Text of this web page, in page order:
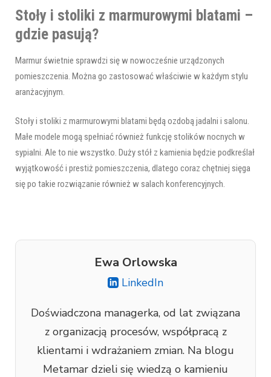
Stoły i stoliki z marmurowymi blatami –
gdzie pasują?
Marmur świetnie sprawdzi się w nowocześnie urządzonych
pomieszczenia. Można go zastosować właściwie w każdym stylu
aranżacyjnym.
Stoły i stoliki z marmurowymi blatami będą ozdobą jadalni i salonu.
Małe modele mogą spełniać również funkcję stolików nocnych w
sypialni. Ale to nie wszystko. Duży stół z kamienia będzie podkreślał
wyjątkowość i prestiż pomieszczenia, dlatego coraz chętniej sięga
się po takie rozwiązanie również w salach konferencyjnych.
Ewa Orlowska
LinkedIn
Doświadczona managerka, od lat związana
z organizacją procesów, współpracą z
klientami i wdrażaniem zmian. Na blogu
Metamar dzieli się wiedzą o kamieniu